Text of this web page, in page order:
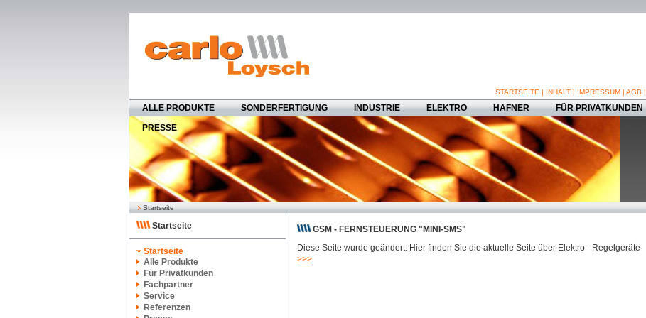
STARTSEITE | INHALT | IMPRESSUM | AGB |
ALLE PRODUKTE SONDERFERTIGUNG INDUSTRIE ELEKTRO HAFNER FÜR PRIVATKUNDEN
PRESSE
Startseite
Startseite
Startseite
Alle Produkte
Für Privatkunden
Fachpartner
Service
Referenzen
GSM - FERNSTEUERUNG "MINI-SMS"
Diese Seite wurde geändert. Hier finden Sie die aktuelle Seite über Elektro - Regelgeräte
>>>